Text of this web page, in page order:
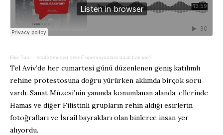
Fikir Turu · İsrail kamuoyu askerî operasyonlara nasıl bakıyor?
Tel Aviv’de her cumartesi günü düzenlenen geniş katılımlı
rehine protestosuna doğru yürürken aklımda birçok soru
vardı. Sanat Müzesi’nin yanında konumlanan alanda, ellerinde
Hamas ve diğer Filistinli grupların rehin aldığı esirlerin
fotoğrafları ve İsrail bayrakları olan binlerce insan yer
alıyordu.